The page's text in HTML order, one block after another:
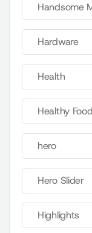
Handsome
Hardware
Health
Healthy Food
hero
Hero Slider
Highlights